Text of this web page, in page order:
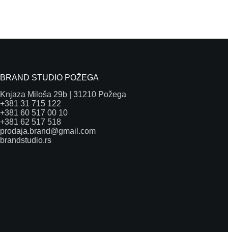
BRAND STUDIO POŽEGA
Knjaza Miloša 29b | 31210 Požega
+381 31 715 122
+381 60 517 00 10
+381 62 517 518
prodaja.brand@gmail.com
brandstudio.rs